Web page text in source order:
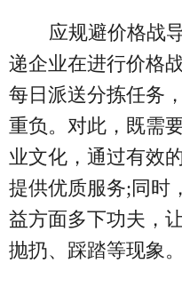
应规避价格战
递企业在进行价格
每日派送分拣任务
重负。对此，既需
业文化，通过有效
提供优质服务;同时
益方面多下功夫，
抛扔、踩踏等现象。